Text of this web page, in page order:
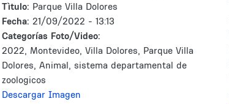
Tìtulo: Parque Villa Dolores
Fecha: 21/09/2022 - 13:13
Categorías Foto/Video:
2022, Montevideo, Villa Dolores, Parque Villa
Dolores, Animal, sistema departamental de
zoologicos
Descargar Imagen